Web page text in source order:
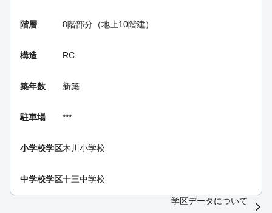
階層 8階部分（地上10階建）
構造 RC
築年数 新築
駐車場 ***
小学校学区木川小学校
中学校学区十三中学校
学区データについて